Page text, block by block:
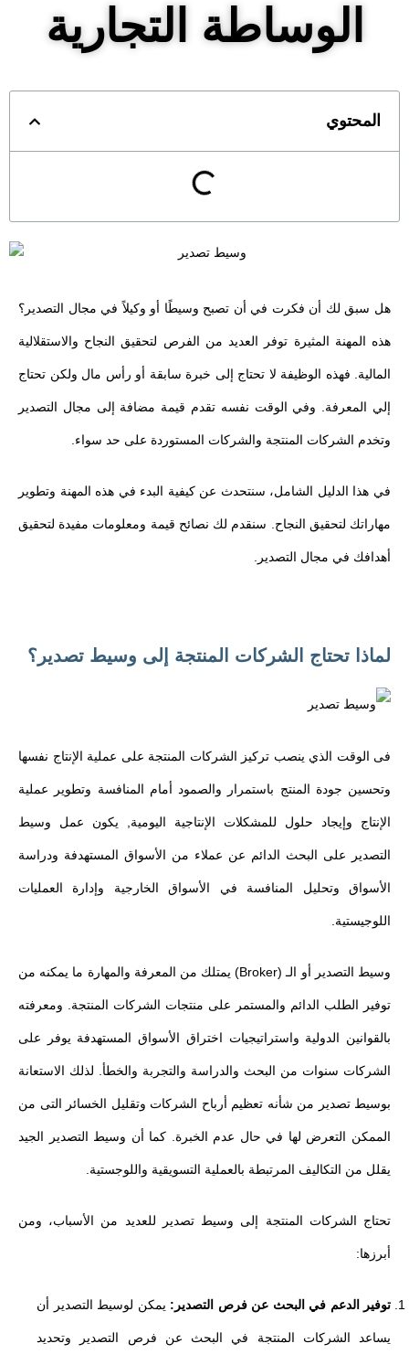
الوساطة التجارية
المحتوي
هل سبق لك أن فكرت في أن تصبح وسيطًا أو وكيلاً في مجال التصدير؟
هذه المهنة المثيرة توفر العديد من الفرص لتحقيق النجاح والاستقلالية
المالية. فهذه الوظيفة لا تحتاج إلى خبرة سابقة أو رأس مال ولكن تحتاج
إلي المعرفة. وفي الوقت نفسه تقدم قيمة مضافة إلى مجال التصدير
وتخدم الشركات المنتجة والشركات المستوردة على حد سواء.
في هذا الدليل الشامل، سنتحدث عن كيفية البدء في هذه المهنة وتطوير
مهاراتك لتحقيق النجاح. سنقدم لك نصائح قيمة ومعلومات مفيدة لتحقيق
أهدافك في مجال التصدير.
لماذا تحتاج الشركات المنتجة إلى وسيط تصدير؟
فى الوقت الذي ينصب تركيز الشركات المنتجة على عملية الإنتاج نفسها
وتحسين جودة المنتج باستمرار والصمود أمام المنافسة وتطوير عملية
الإنتاج وإيجاد حلول للمشكلات الإنتاجية اليومية, يكون عمل وسيط
التصدير على البحث الدائم عن عملاء من الأسواق المستهدفة ودراسة
الأسواق وتحليل المنافسة في الأسواق الخارجية وإدارة العمليات
اللوجيستية.
وسيط التصدير أو الـ (Broker) يمتلك من المعرفة والمهارة ما يمكنه من
توفير الطلب الدائم والمستمر على منتجات الشركات المنتجة. ومعرفته
بالقوانين الدولية واستراتيجيات اختراق الأسواق المستهدفة يوفر على
الشركات سنوات من البحث والدراسة والتجربة والخطأ. لذلك الاستعانة
بوسيط تصدير من شأنه تعظيم أرباح الشركات وتقليل الخسائر التى من
الممكن التعرض لها في حال عدم الخبرة. كما أن وسيط التصدير الجيد
يقلل من التكاليف المرتبطة بالعملية التسويقية واللوجستية.
تحتاج الشركات المنتجة إلى وسيط تصدير للعديد من الأسباب، ومن
أبرزها:
توفير الدعم في البحث عن فرص التصدير: يمكن لوسيط التصدير أن
يساعد الشركات المنتجة في البحث عن فرص التصدير وتحديد